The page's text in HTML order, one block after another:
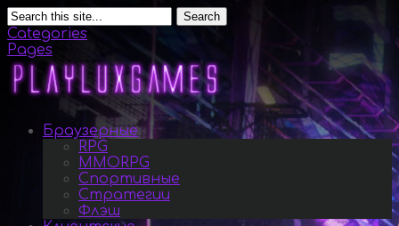
Search
Categories
Pages
Браузерные
RPG
MMORPG
Спортивные
Стратегии
Флэш